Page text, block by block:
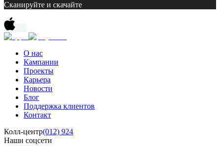
Сканируйте и скачайте
О нас
Кампании
Проекты
Карьера
Новости
Блог
Поддержка клиентов
Контакт
Колл-центр(012) 924
Наши соцсети